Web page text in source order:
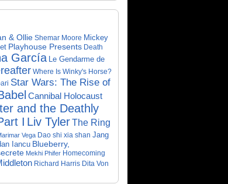
& Ollie Shemar Moore Mickey
Playhouse Presents Death
García Le Gendarme de
Where Is Winky's Horse?
Star Wars: The Rise of
Cannibal Holocaust
and the Deathly
I Liv TylerThe Ring
Vega Dao shi xia shan Jang
Iancu Blueberry,
Mekhi Phifer Homecoming
Richard Harris Dita Von